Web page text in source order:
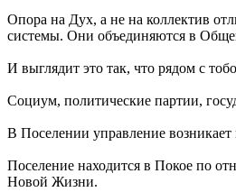
Опора на Дух, а не на коллектив
системы. Они объединяются в
И выглядит это так, что рядом с
Социум, политические партии,
В Поселении управление
Поселение находится в Покое по
Новой Жизни.